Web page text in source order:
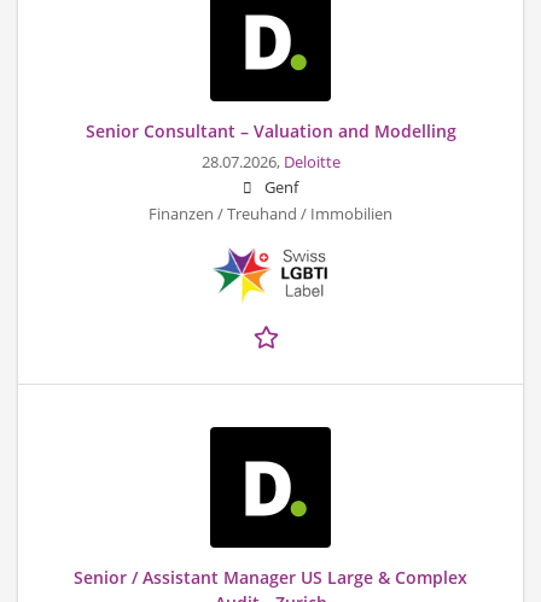
Senior Consultant – Valuation and Modelling
28.07.2026, Deloitte
Genf
Finanzen / Treuhand / Immobilien
Senior / Assistant Manager US Large & Complex